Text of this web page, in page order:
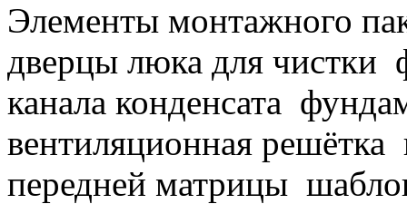
Элементы монтажного
дверцы люка для чистки
канала конденсата
вентиляционная решётка
передней матрицы